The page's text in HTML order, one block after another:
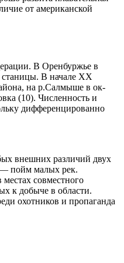
от амери­канской
В Оренбуржье в
станицы. В начале XX
на р.Салмыше в ок­
(10). Численность и
дифференцированно
внешних различий двух
— пойм малых рек.
совместного
к добыче в облас­ти.
охотников и пропаганда